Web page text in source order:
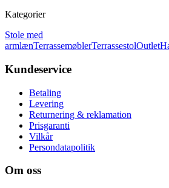
Kategorier
Stole med
armlænTerrassemøblerTerrassestolOutlet
Kundeservice
Betaling
Levering
Returnering & reklamation
Prisgaranti
Vilkår
Persondatapolitik
Om oss